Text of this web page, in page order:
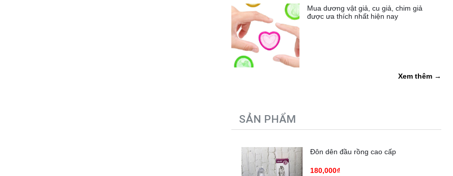
Mua dương vật giả, cu giả, chim giả
được ưa thích nhất hiện nay
Xem thêm →
SẢN PHẨM
Đôn dên đầu rồng cao cấp
180,000₫